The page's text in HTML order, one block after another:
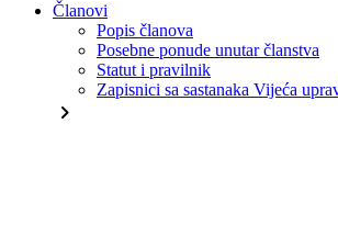
Članovi
Popis članova
Posebne ponude unutar članstva
Statut i pravilnik
Zapisnici sa sastanaka Vijeća
chevron_right